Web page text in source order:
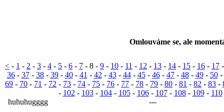
Omlouváme se, ale
< - 1 - 2 - 3 - 4 - 5 - 6 - 7 - 8 - 9 - 10 - 11 - 12 - 13 - 14 - 15 - 16 - 17
36- 37- 38- 39- 40- 41 - 42 - 43- 44- 45- 46- 47- 48- 49- 50-
69 - 70 - 71 - 72 - 73 - 74 - 75 - 76 - 77 - 78 - 79 - 80 - 81 - 82 - 83 -
- 102 - 103- 104- 105- 106- 107- 108- 109- 110
huhuhugggg
---